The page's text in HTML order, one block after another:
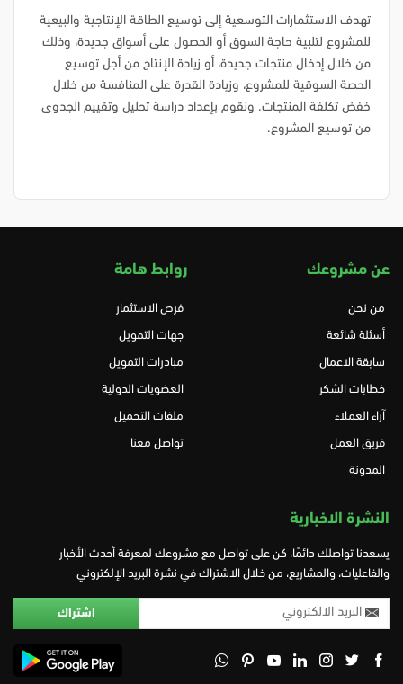
تهدف الاستثمارات التوسعية إلى توسيع الطاقة الإنتاجية والبيعية
للمشروع لتلبية حاجة السوق أو الحصول على أسواق جديدة، وذلك
من خلال إدخال منتجات جديدة، أو زيادة الإنتاج من أجل توسيع
الحصة السوقية للمشروع، وزيادة القدرة على المنافسة من خلال
خفض تكلفة المنتجات. ونقوم بإعداد دراسة تحليل وتقييم الجدوى
من توسيع المشروع.
عن مشروعك
من نحن
أسئلة شائعة
سابقة الاعمال
خطابات الشكر
آراء العملاء
فريق العمل
المدونة
روابط هامة
فرص الاستثمار
جهات التمويل
مبادرات التمويل
العضويات الدولية
ملفات التحميل
تواصل معنا
النشرة الاخبارية
يسعدنا تواصلك دائمًا، كن على تواصل مع مشروعك لمعرفة أحدث الأخبار
والفاعليات، والمشاريع، من خلال الاشتراك في نشرة البريد الإلكتروني